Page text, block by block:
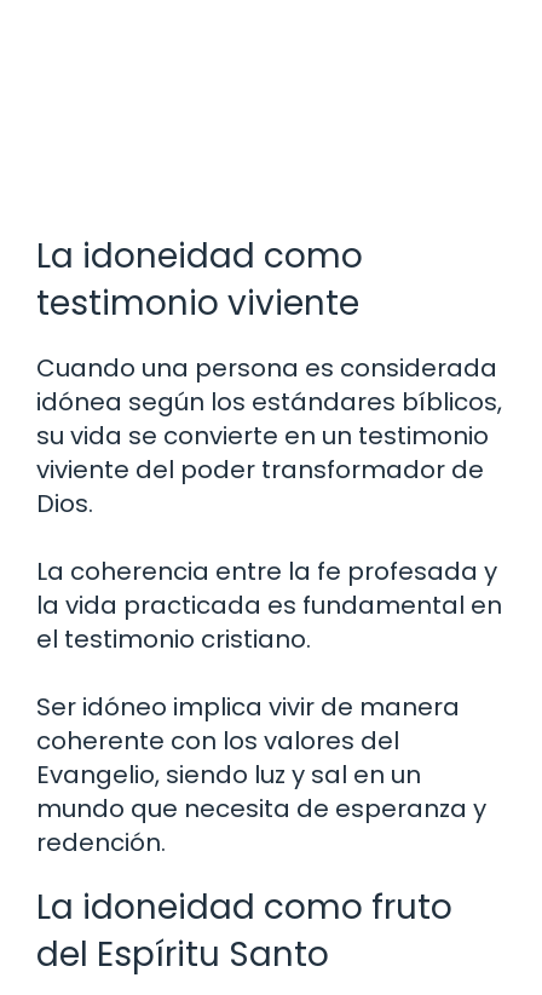
La idoneidad como
testimonio viviente
Cuando una persona es considerada
idónea según los estándares bíblicos,
su vida se convierte en un testimonio
viviente del poder transformador de
Dios.
La coherencia entre la fe profesada y
la vida practicada es fundamental en
el testimonio cristiano.
Ser idóneo implica vivir de manera
coherente con los valores del
Evangelio, siendo luz y sal en un
mundo que necesita de esperanza y
redención.
La idoneidad como fruto
del Espíritu Santo